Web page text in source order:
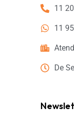
11
11
De